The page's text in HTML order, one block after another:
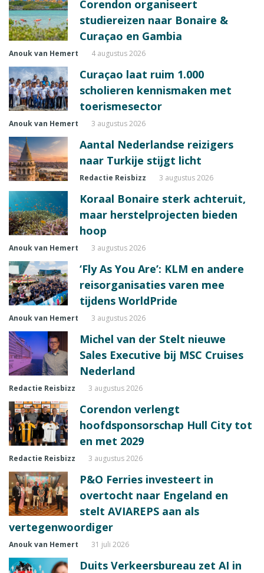
Corendon organiseert
studiereizen naar Bonaire &
Curaçao en Gambia
Anouk van Hemert 4 augustus 2026
Curaçao laat ruim 1.000
scholieren kennismaken met
toerismesector
Anouk van Hemert 3 augustus 2026
Aantal Nederlandse reizigers
naar Turkije stijgt licht
Redactie Reisbizz 3 augustus 2026
Koraal Bonaire sterk achteruit,
maar herstelprojecten bieden
hoop
Anouk van Hemert 3 augustus 2026
‘Fly As You Are’: KLM en andere
reisorganisaties varen mee
tijdens WorldPride
Anouk van Hemert 3 augustus 2026
Michel van der Stelt nieuwe
Sales Executive bij MSC Cruises
Nederland
Redactie Reisbizz 3 augustus 2026
Corendon verlengt
hoofdsponsorschap Hull City tot
en met 2029
Redactie Reisbizz 3 augustus 2026
P&O Ferries investeert in
overtocht naar Engeland en
stelt AVIAREPS aan als
vertegenwoordiger
Anouk van Hemert 31 juli 2026
Duits Verkeersbureau zet AI in